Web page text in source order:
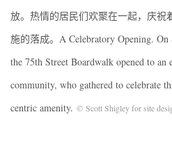
放。热情的居民们欢聚在一起，庆祝
施的落成。A Celebratory Opening. On
the 75th Street Boardwalk opened to an
community, who gathered to celebrate
centric amenity. © Scott Shigley for site